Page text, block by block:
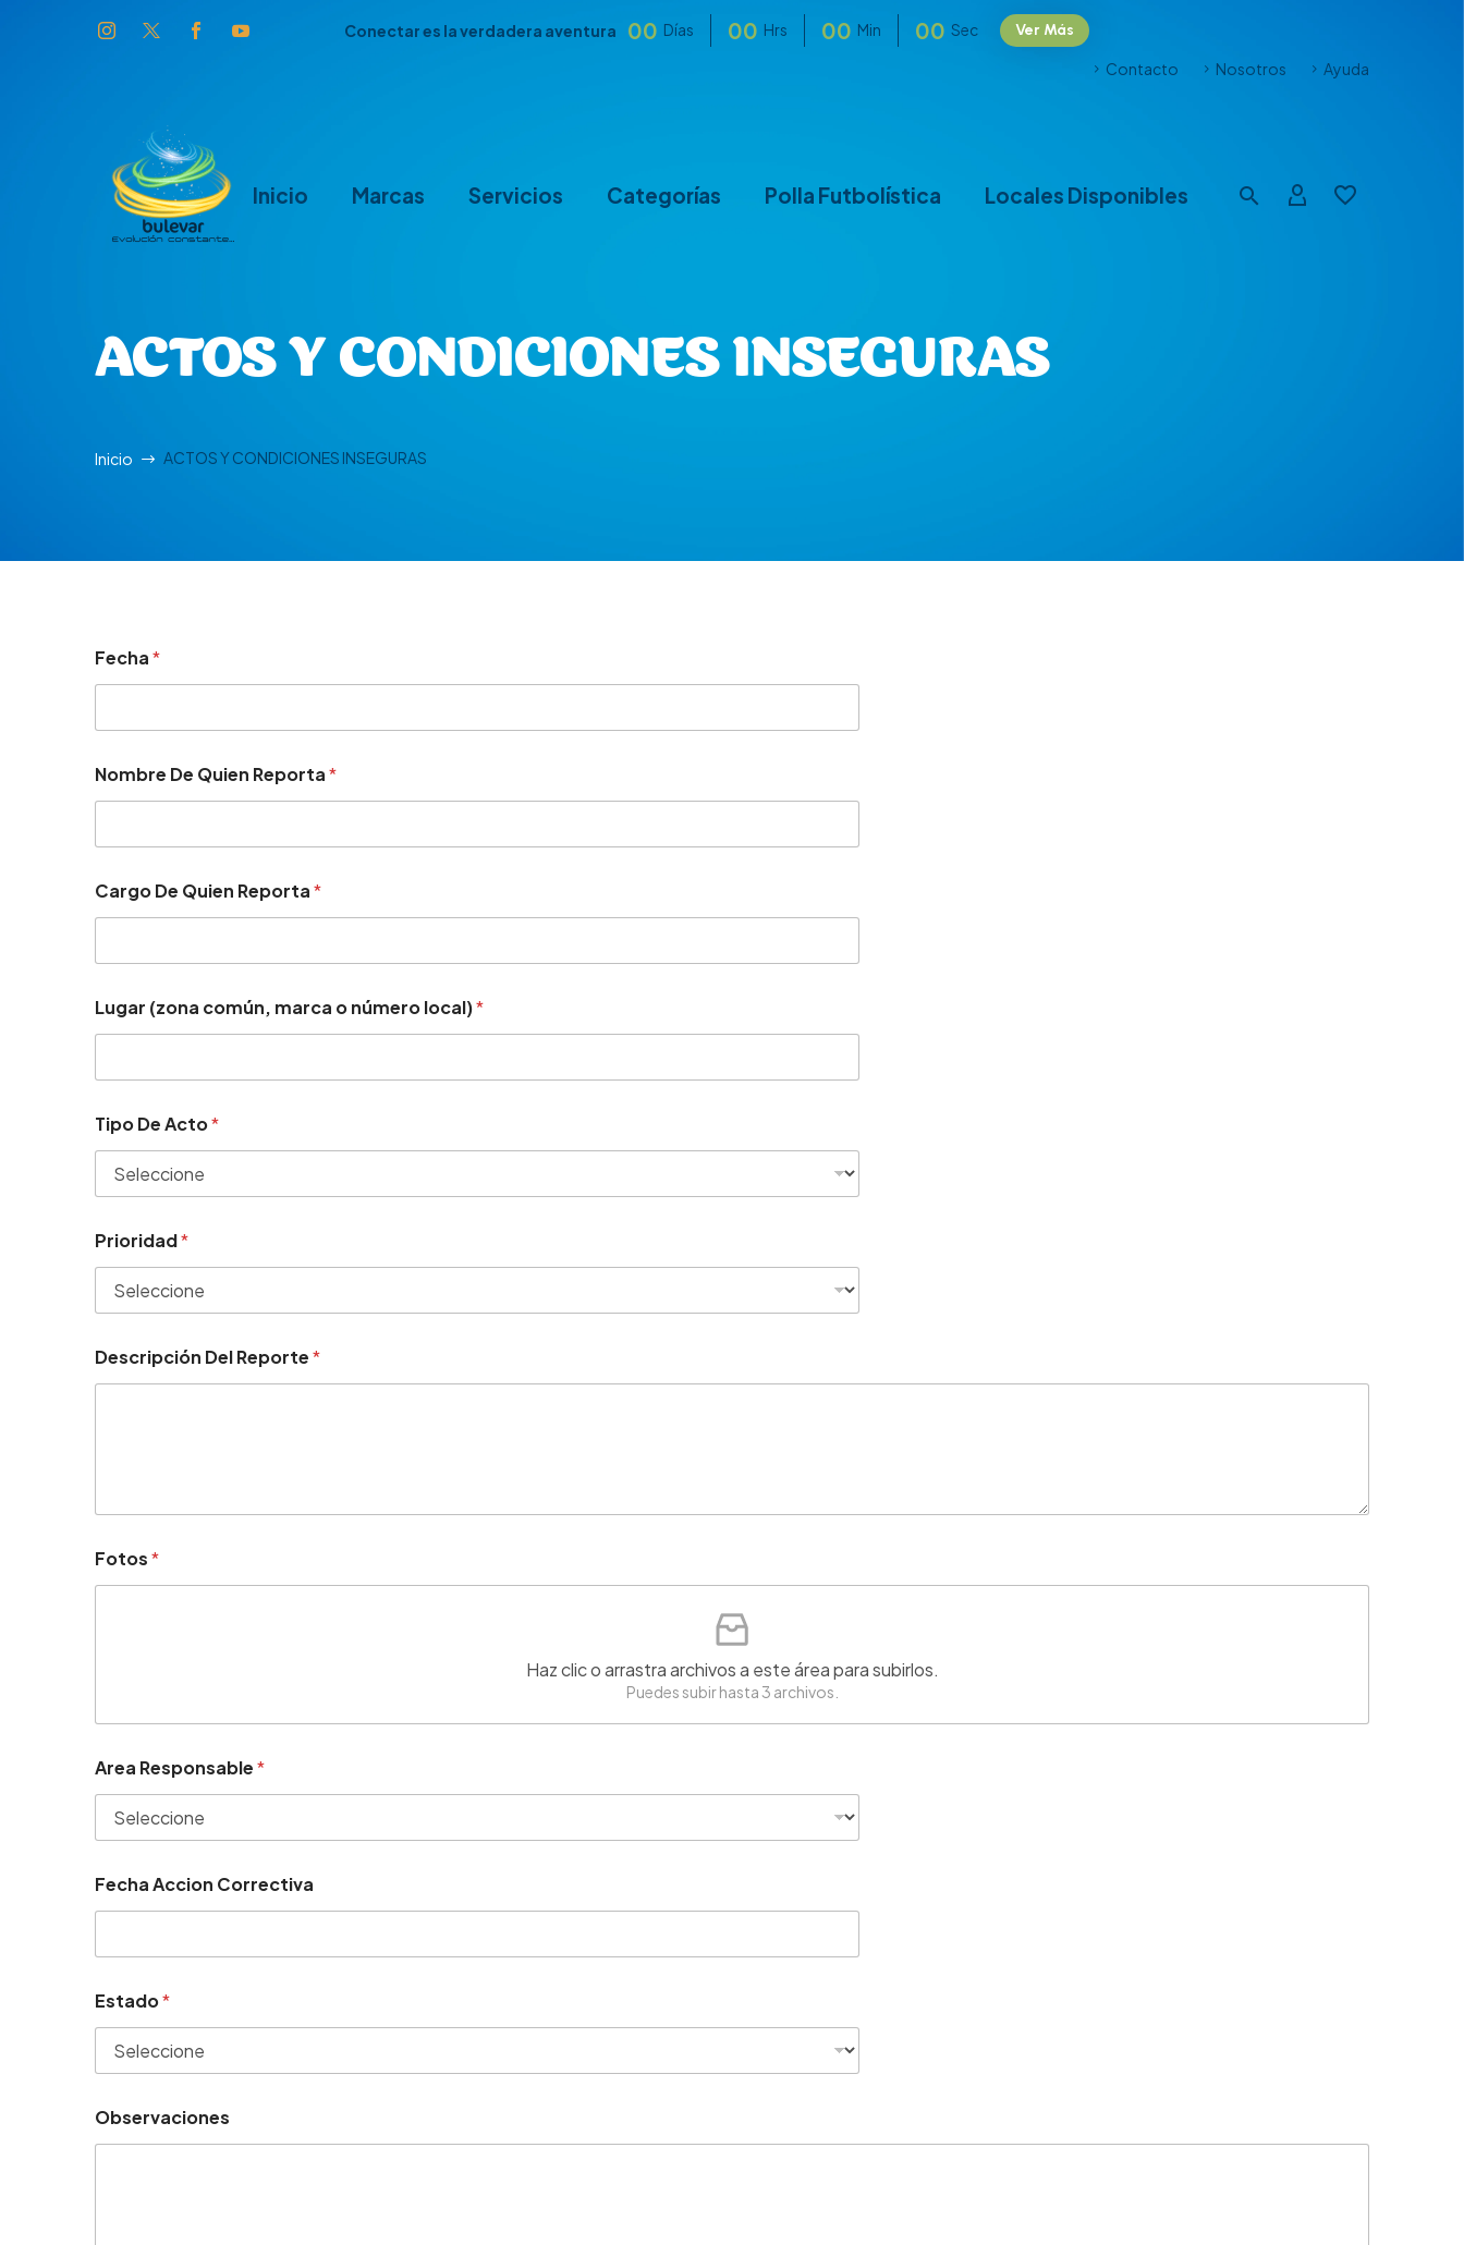
Conectar es la verdadera aventura 00 Días 00 Hrs 00 Min 00 Sec Ver Más
Contacto Nosotros Ayuda
Inicio Marcas Servicios Categorías Polla Futbolística Locales Disponibles
ACTOS Y CONDICIONES INSEGURAS
Inicio ACTOS Y CONDICIONES INSEGURAS
Fecha*
Nombre De Quien Reporta*
Cargo De Quien Reporta*
Lugar (zona común, marca o número local)*
Tipo De Acto*
Prioridad*
Descripción Del Reporte*
Fotos*
Haz clic o arrastra archivos a este área para subirlos.
Puedes subir hasta 3 archivos.
Area Responsable*
Fecha Accion Correctiva
Estado*
Observaciones